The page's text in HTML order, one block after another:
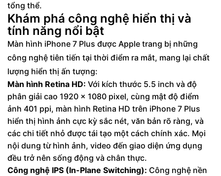
tổng thể.
Khám phá công nghệ hiển thị và
tính năng nổi bật
Màn hình iPhone 7 Plus được Apple trang bị những
công nghệ tiên tiến tại thời điểm ra mắt, mang lại chất
lượng hiển thị ấn tượng:
Màn hình Retina HD: Với kích thước 5.5 inch và độ
phân giải cao 1920 x 1080 pixel, cùng mật độ điểm
ảnh 401 ppi, màn hình Retina HD trên iPhone 7 Plus
hiển thị hình ảnh cực kỳ sắc nét, văn bản rõ ràng, và
các chi tiết nhỏ được tái tạo một cách chính xác. Mọi
nội dung từ hình ảnh, video đến giao diện ứng dụng
đều trở nên sống động và chân thực.
Công nghệ IPS (In-Plane Switching): Công nghệ nền